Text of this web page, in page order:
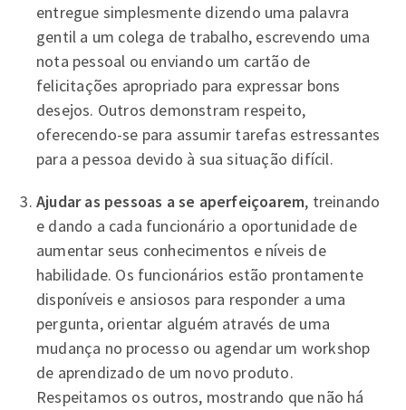
entregue simplesmente dizendo uma palavra
gentil a um colega de trabalho, escrevendo uma
nota pessoal ou enviando um cartão de
felicitações apropriado para expressar bons
desejos. Outros demonstram respeito,
oferecendo-se para assumir tarefas estressantes
para a pessoa devido à sua situação difícil.
Ajudar as pessoas a se aperfeiçoarem, treinando
e dando a cada funcionário a oportunidade de
aumentar seus conhecimentos e níveis de
habilidade. Os funcionários estão prontamente
disponíveis e ansiosos para responder a uma
pergunta, orientar alguém através de uma
mudança no processo ou agendar um workshop
de aprendizado de um novo produto.
Respeitamos os outros, mostrando que não há